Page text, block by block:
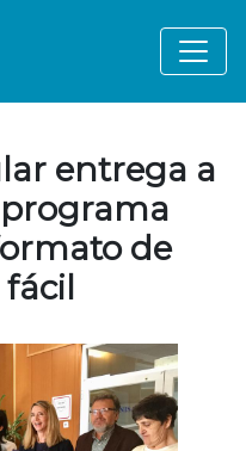
entrega a
programa
de